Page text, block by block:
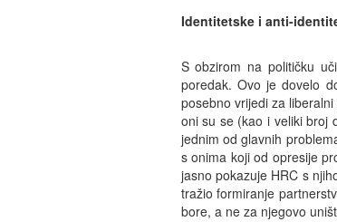
Identitetske i anti-
S obzirom na političku
poredak. Ovo je dovelo
posebno vrijedi za
oni su se (kao i veliki broj
jednim od glavnih
s onima koji od opresije
jasno pokazuje HRC s
tražio formiranje
bore, a ne za njegovo